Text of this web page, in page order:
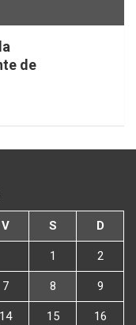
de
V S D
1 2
7 8 9
14 15 16